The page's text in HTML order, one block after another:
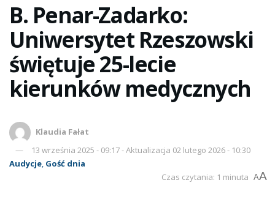
B. Penar-Zadarko:
Uniwersytet Rzeszowski
świętuje 25-lecie
kierunków medycznych
Klaudia Fałat
13 września 2025 - 09:17 - Aktualizacja 02 lutego 2026 - 10:30
Audycje, Gość dnia
Czas czytania: 1 minuta AA